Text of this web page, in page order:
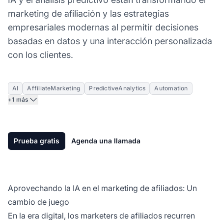
marketing de afiliación y las estrategias
empresariales modernas al permitir decisiones
basadas en datos y una interacción personalizada
con los clientes.
AI AffiliateMarketing PredictiveAnalytics
Automation
+1 más
Prueba gratis Agenda una llamada
Aprovechando la IA en el marketing de afiliados: Un
cambio de juego
En la era digital, los marketers de afiliados recurren